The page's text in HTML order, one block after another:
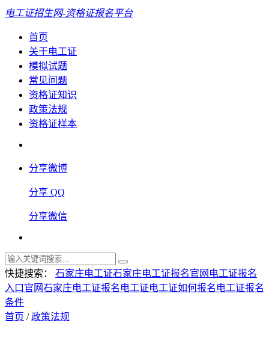
电工证招生网-资格证报名平台
首页
关于电工证
模拟试题
常见问题
资格证知识
政策法规
资格证样本
分享微博
分享 QQ
分享微信
快捷搜索： 石家庄电工证石家庄电工证报名官网 电工证报名
入口官网石家庄电工证报名 电工证电工证如何报名 电工证报名
条件
首页 /政策法规